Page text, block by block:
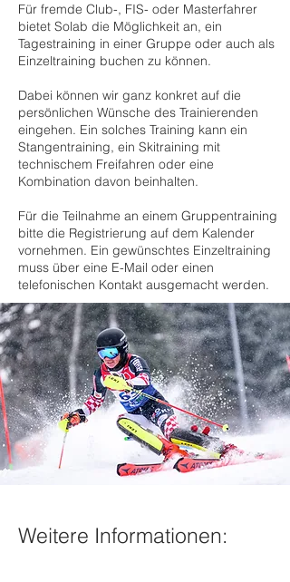
Für fremde Club-, FIS- oder Masterfahrer
bietet Solab die Möglichkeit an, ein
Tagestraining in einer Gruppe oder auch als
Einzeltraining buchen zu können.
Dabei können wir ganz konkret auf die
persönlichen Wünsche des Trainierenden
eingehen. Ein solches Training kann ein
Stangentraining, ein Skitraining mit
technischem Freifahren oder eine
Kombination davon beinhalten.
Für die Teilnahme an einem Gruppentraining
bitte die Registrierung auf dem Kalender
vornehmen. Ein gewünschtes Einzeltraining
muss über eine E-Mail oder einen
telefonischen Kontakt ausgemacht werden.
Weitere Informationen: